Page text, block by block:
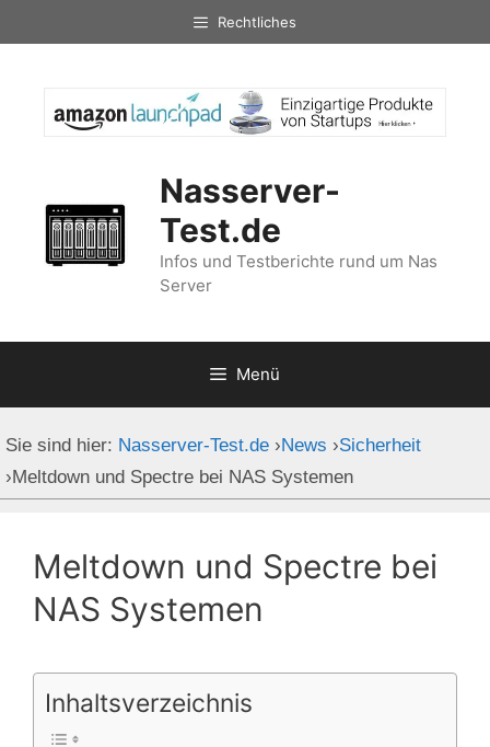
Rechtliches
Nasserver-
Test.de
Infos und Testberichte rund um Nas
Server
Menü
Sie sind hier: Nasserver-Test.de ›News ›Sicherheit
›Meltdown und Spectre bei NAS Systemen
Meltdown und Spectre bei
NAS Systemen
Inhaltsverzeichnis